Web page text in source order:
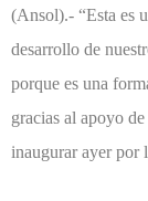
(Ansol).- “Esta es
desarrollo de
porque es una
gracias al apoyo
inaugurar ayer por